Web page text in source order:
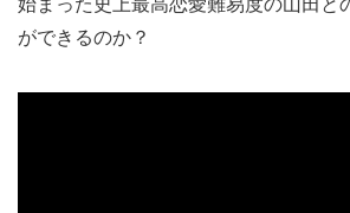
始まった史上最高恋愛難易度の山田と
ができるのか？